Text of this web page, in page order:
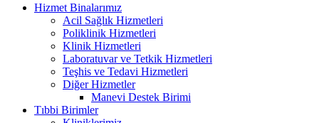
Hizmet Binalarımız
Acil Sağlık Hizmetleri
Poliklinik Hizmetleri
Klinik Hizmetleri
Laboratuvar ve Tetkik Hizmetleri
Teşhis ve Tedavi Hizmetleri
Diğer Hizmetler
Manevi Destek Birimi
Tıbbi Birimler